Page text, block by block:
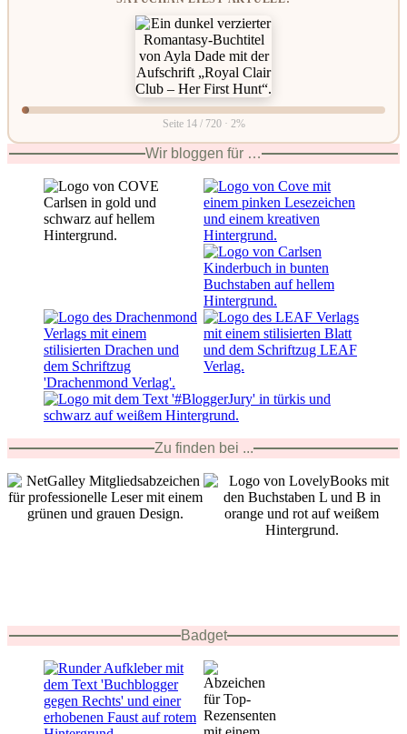
Seite 14 / 720 · 2%
Wir bloggen für …
Zu finden bei ...
Badget